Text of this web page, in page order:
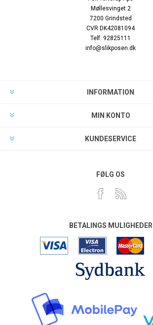
Møllesvinget 2
7200 Grindsted
CVR DK42081094
Telf. 92825111
info@slikposen.dk
INFORMATION
MIN KONTO
KUNDESERVICE
FØLG OS
BETALINGS MULIGHEDER